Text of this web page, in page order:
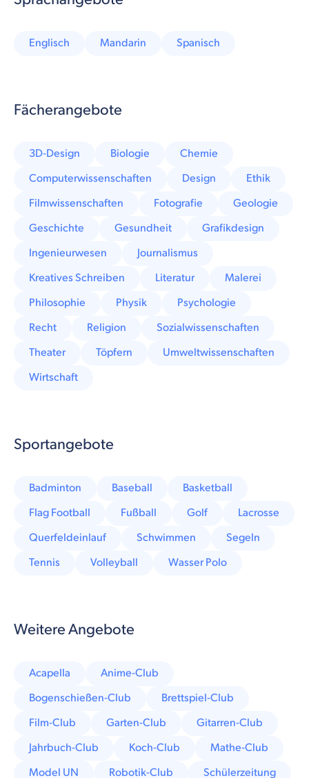
Englisch Mandarin Spanisch
Fächerangebote
3D-Design Biologie
Chemie
Computerwissenschaften
Design
Ethik
Filmwissenschaften
Fotografie
Geologie
Geschichte
Gesundheit
Grafikdesign
Ingenieurwesen
Journalismus
Kreatives Schreiben
Literatur
Malerei
Philosophie
Physik
Psychologie
Recht
Religion
Sozialwissenschaften
Theater
Töpfern
Umweltwissenschaften
Wirtschaft
Sportangebote
Badminton Baseball
Basketball
Flag Football
Fußball Golf
Lacrosse
Querfeldeinlauf
Schwimmen
Segeln
Tennis
Volleyball Wasser Polo
Weitere Angebote
Acapella
Anime-Club
Bogenschießen-Club
Brettspiel-Club
Film-Club
Garten-Club
Gitarren-Club
Jahrbuch-Club
Koch-Club
Mathe-Club
Model UN
Robotik-Club
Schülerzeitung